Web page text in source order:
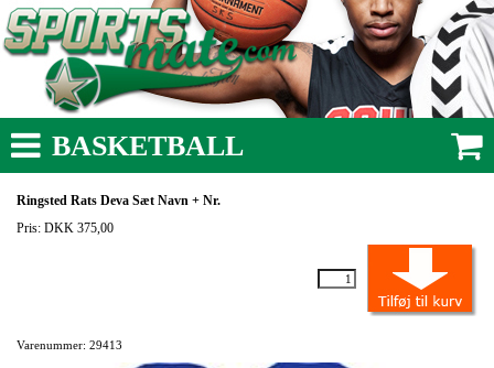
BASKETBALL
Ringsted Rats Deva Sæt Navn + Nr.
Pris: DKK 375,00
Varenummer: 29413